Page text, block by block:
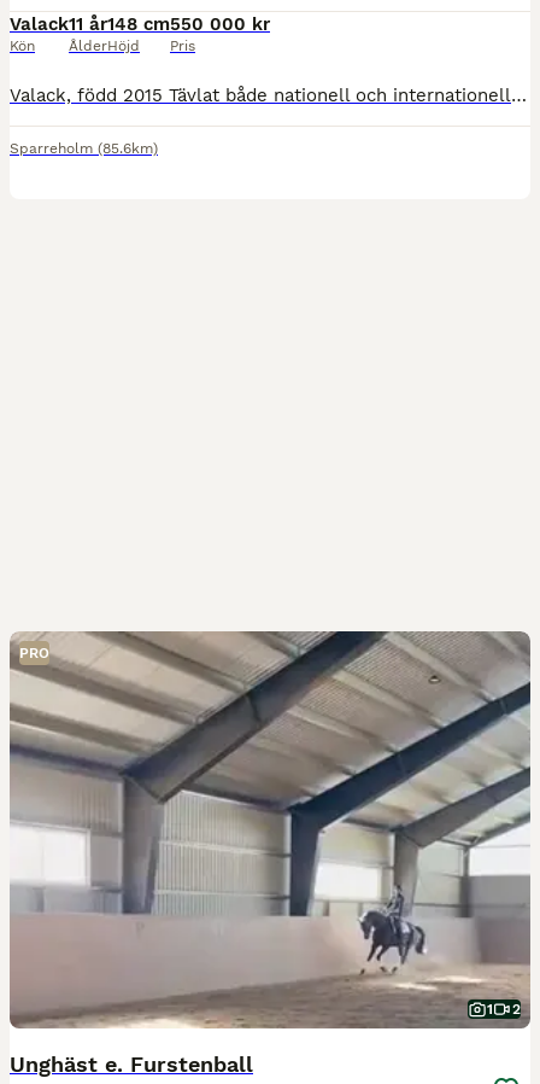
Valack
Kön
11 år
Ålder
148 cm
Höjd
550 000 kr
Pris
Valack, född 2015 Tävlat både nationell och internationellt. Vann ungponny SM som 6 åring, 4a i finalen på Ponny SM 2026. Tre bra reglerbara gångarter, gör alla rörelser med lätthet. 148 mkh 550 0
Sparreholm (85.6km)
PRO
1 2
Unghäst e. Furstenball